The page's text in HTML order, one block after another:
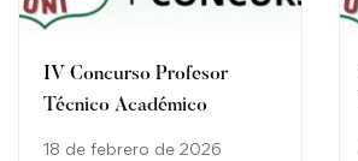
IV Concurso Profesor
Técnico Académico
18 de febrero de 2026